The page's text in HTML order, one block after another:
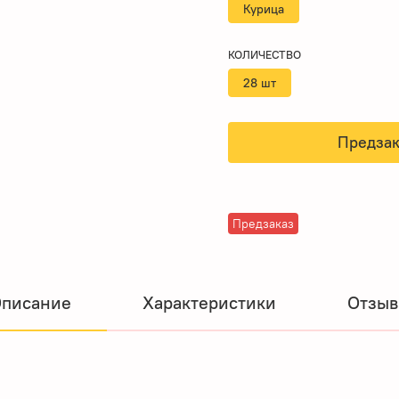
Предзаказ
Курица
КОЛИЧЕСТВО
28 шт
Характеристики